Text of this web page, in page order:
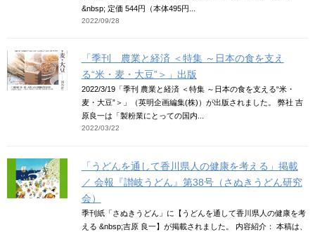
&nbsp; 定価 544円（本体495円...
2022/09/28
「季刊 農業と経済 ＜特集 ～日本の食を支え
る“米・麦・大豆”＞」出版
2022/3/19「季刊 農業と経済 ＜特集 ～日本の食を支える“米・
麦・大豆”＞」（英明企画編集(株)）が出版されました。 弊社 吉
原良一は「製粉業にとっての国内...
2022/03/22
「うどんを通して香川県人の健康を考える」掲載
／ 会報『讃岐うどん』第38号（さぬきうどん研究
会）
季刊紙「さぬきうどん」に【うどんを通して香川県人の健康を考
える &nbsp;吉原 良一】が掲載されました。 内容紹介： 本稿は、